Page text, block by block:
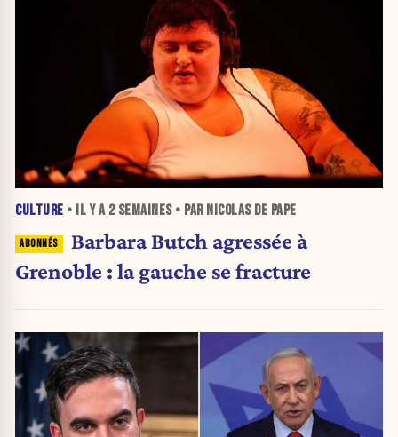
CULTURE • IL Y A 2 SEMAINES• PAR NICOLAS DE PAPE
Barbara Butch agressée à
Grenoble : la gauche se fracture